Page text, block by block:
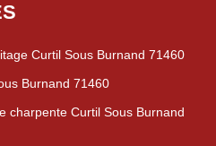
Curtil Sous Burnand 71460
Burnand 71460
charpente Curtil Sous Burnand